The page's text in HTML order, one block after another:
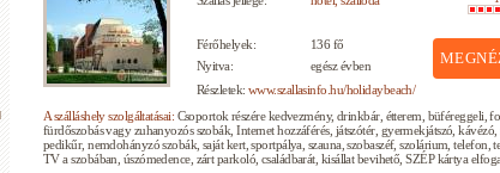
Férőhelyek:
136 fő
Nyitva:
egész évben
Részletek: www.szallasinfo.hu/holidaybeach/
A szálláshely szolgáltatásai: Csoportok részére kedvezmény, drinkbár, étterem, büféreggeli,
fürdőszobás vagy zuhanyozós szobák, Internet hozzáférés, játszótér, gyermekjátszó,
pedikűr, nemdohányzó szobák, saját kert, sportpálya, szauna, szobaszéf, szolárium, telefon,
TV a szobában, úszómedence, zárt parkoló, családbarát, kisállat bevihető, SZÉP kártya